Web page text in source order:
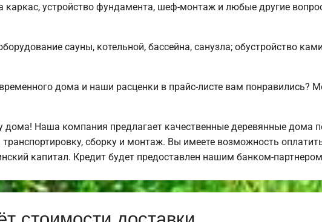
устройство фундамента, шеф-монтаж и любые другие
сауны, котельной, бассейна, санузла; обустройство
дома и наши расценки в прайс-листе вам понравились?
дома! Наша компания предлагает качественные деревянные дома
сборку и монтаж. Вы имеете возможность
капитал. Кредит будет предоставлен нашим банком-